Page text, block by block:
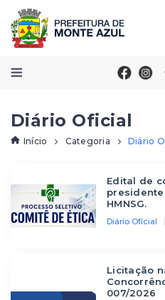
Diário Oficial
Início Categoria Diário
Diário Oficial
Edital de
HMNSG.
Licitação
007/2026